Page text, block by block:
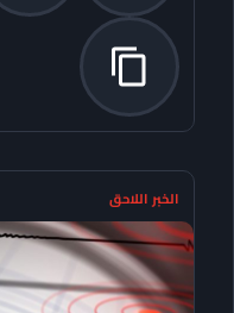
الخبر اللاحق